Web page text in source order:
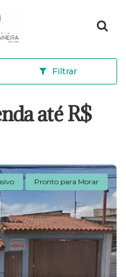
inicial
Filtrar
até R$
Pronto para Morar